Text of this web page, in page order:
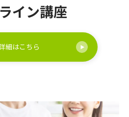
イン講座
細はこちら